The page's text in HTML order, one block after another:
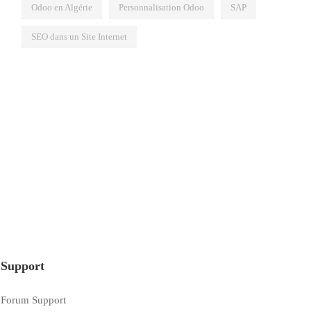
Odoo en Algérie Personnalisation Odoo SAP
SEO dans un Site Internet
Support
Forum Support